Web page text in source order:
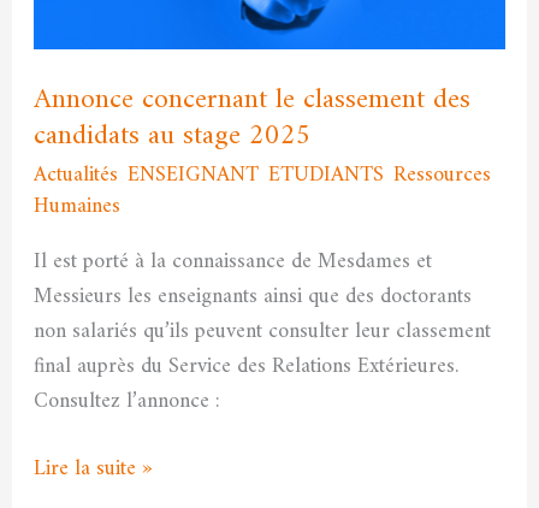
Annonce concernant le classement des
candidats au stage 2025
Actualités ENSEIGNANT, ETUDIANTS Ressources
Humaines
Il est porté à la connaissance de Mesdames et
Messieurs les enseignants ainsi que des doctorants
non salariés qu’ils peuvent consulter leur classement
final auprès du Service des Relations Extérieures.
Consultez l’annonce :
stage
2025
Lire la suite »